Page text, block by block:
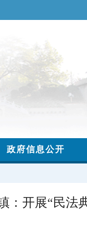
：开展“民法